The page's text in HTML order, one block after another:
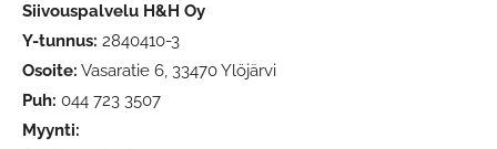
Siivouspalvelu H&H Oy
Y-tunnus: 2840410-3
Osoite: Vasaratie 6, 33470 Ylöjärvi
Puh: 044 723 3507
Myynti: